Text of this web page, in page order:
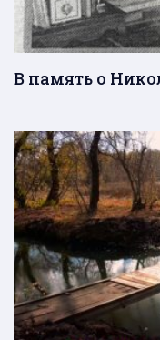
В память о